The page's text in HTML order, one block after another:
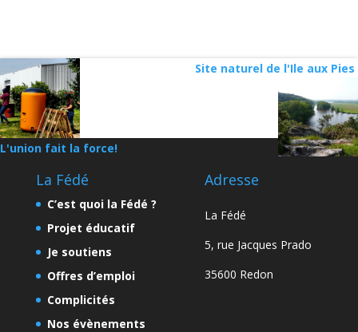
L'union fait la force!
Site naturel de l'Ile aux Pies
La Fédé
C’est quoi la Fédé ?
Projet éducatif
Je soutiens
Offres d’emploi
Complicités
Nos évènements
Adresse
La Fédé
5, rue Jacques Prado
35600 Redon